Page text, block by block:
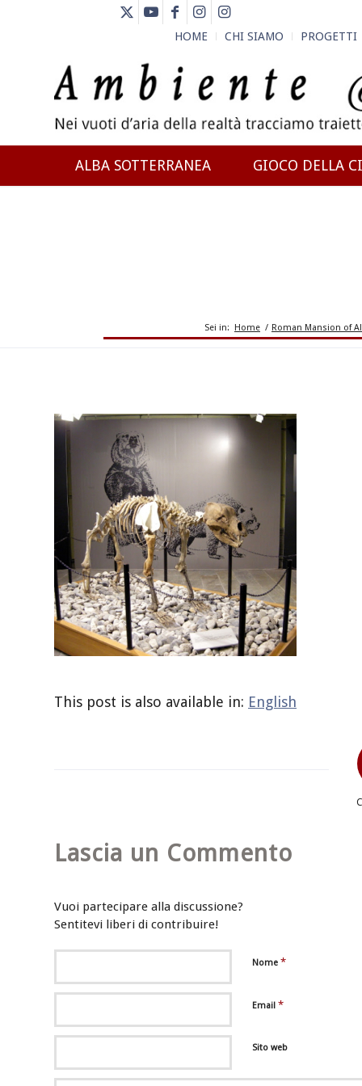
HOME CHI SIAMO PROGETTI
ALBA SOTTERRANEA GIOCO DELLA
Sei in: Home / Roman Mansion of
This post is also available in: English
Lascia un Commento
Vuoi partecipare alla discussione?
Sentitevi liberi di contribuire!
Nome *
Email *
Sito web